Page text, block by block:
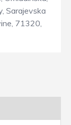
Sarajevska
71320,